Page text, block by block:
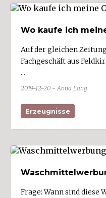
Lingenau
Lochau (2)
Ludesch (2)
Lustenau (22)
Mäder (1)
Meiningen (1)
Möggers
Nenzing (2)
Nüziders (2)
Wo kaufe ich
Auf der gleichen
Fachgeschäft aus
...
2019-12-20 - Anna Lang
Erzeugnisse
Frage: Wann sind diese